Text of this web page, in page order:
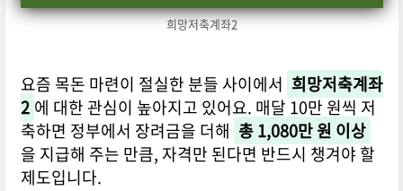
희망저축계좌2
요즘 목돈 마련이 절실한 분들 사이에서 희망저축계좌
2 에 대한 관심이 높아지고 있어요. 매달 10만 원씩 저
축하면 정부에서 장려금을 더해 총 1,080만 원 이상
을 지급해 주는 만큼, 자격만 된다면 반드시 챙겨야 할
제도입니다.